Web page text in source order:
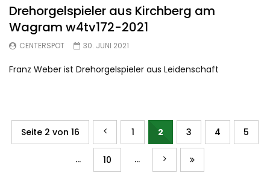
Drehorgelspieler aus Kirchberg am
Wagram w4tv172-2021
CENTERSPOT 30. JUNI 2021
Franz Weber ist Drehorgelspieler aus Leidenschaft
Seite 2 von 16 1 2 3 4 5
... 10 ...